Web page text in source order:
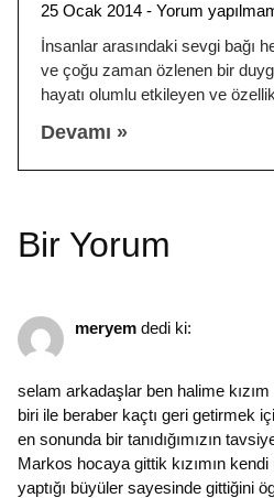
25 Ocak 2014
Yorum
İnsanlar arasındaki sevgi bağı
ve çoğu zaman özlenen bir
hayatı olumlu etkileyen ve
Devamı »
Bir Yorum
meryem dedi ki:
selam arkadaşlar ben halime
biri ile beraber kaçtı geri getirmek
en sonunda bir tanıdığımızın
Markos hocaya gittik kızımın
yaptığı büyüler sayesinde gittiğini